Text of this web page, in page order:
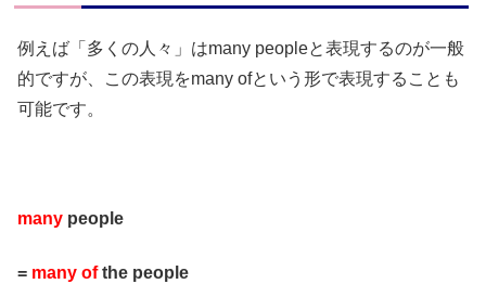
例えば「多くの人々」はmany peopleと表現するのが一般
的ですが、この表現をmany ofという形で表現することも
可能です。
many people
= many ofthe people